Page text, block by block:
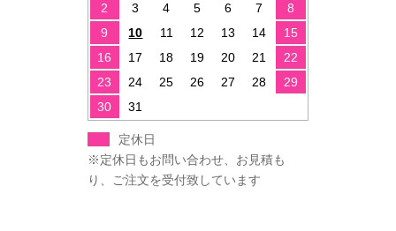
2
3 4 5 6 7
8
9
10 11 12 13 14
15
16
17 18 19 20 21
22
23
24 25 26 27 28
29
30
31
定休日
※定休日もお問い合わせ、お見積も
り、ご注文を受付致しています